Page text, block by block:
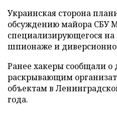
Украинская сторона
обсуждению майора СБУ
специализирующегося на
шпионаже и
Ранее хакеры сообщали о
раскрывающим
объектам в
года.